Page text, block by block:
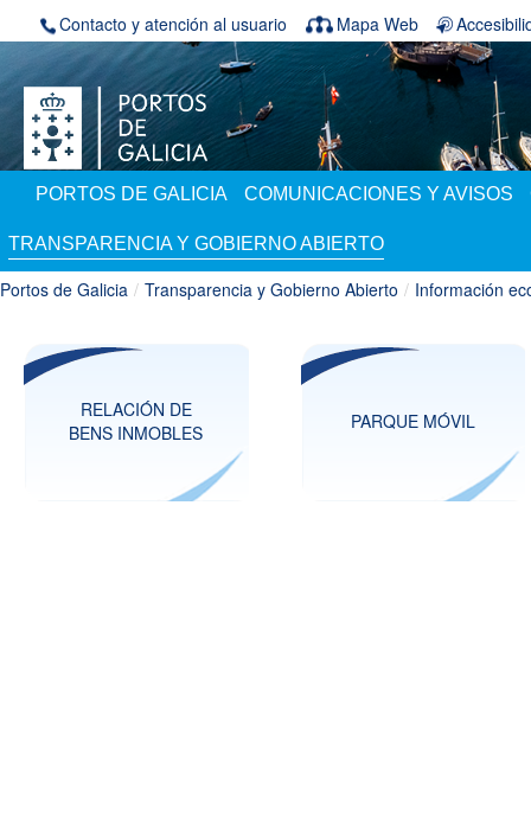
Saltar al contenido
Contacto y atención al usuario Mapa Web
PORTOS DE GALICIA COMUNICACIONES Y AVISOS
TRANSPARENCIA Y GOBIERNO ABIERTO
Portos de Galicia / Transparencia y Gobierno Abierto / Información
RELACIÓN DE
BENS INMOBLES
PARQUE MÓVIL